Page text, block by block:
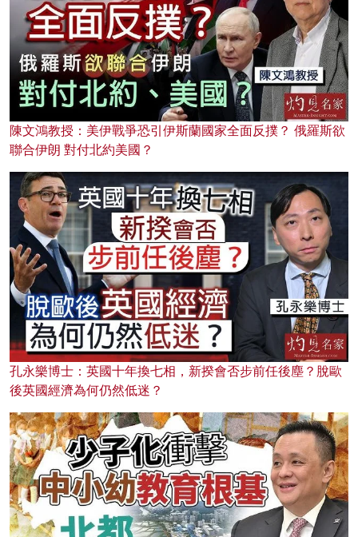
陳文鴻教授：美伊戰爭恐引伊斯蘭國家全面反撲？ 俄羅斯欲
聯合伊朗 對付北約美國？
孔永樂博士：英國十年換七相，新揆會否步前任後塵？脫歐
後英國經濟為何仍然低迷？